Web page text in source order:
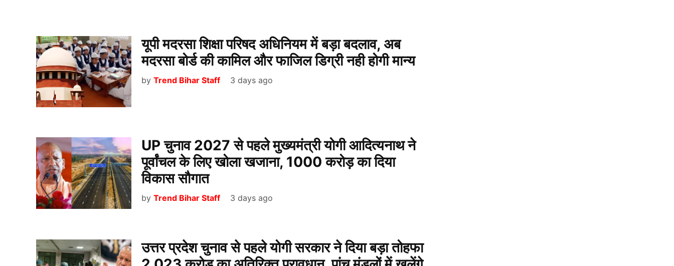
यूपी मदरसा शिक्षा परिषद अधिनियम में बड़ा बदलाव, अब
मदरसा बोर्ड की कामिल और फाजिल डिग्री नही होगी मान्य
by Trend Bihar Staff 3 days ago
UP चुनाव 2027 से पहले मुख्यमंत्री योगी आदित्यनाथ ने
पूर्वांचल के लिए खोला खजाना, 1000 करोड़ का दिया
विकास सौगात
by Trend Bihar Staff 3 days ago
उत्तर प्रदेश चुनाव से पहले योगी सरकार ने दिया बड़ा तोहफा